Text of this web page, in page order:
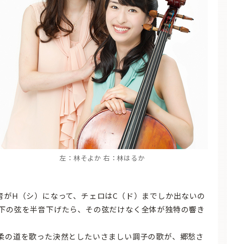
左：林そよか 右：林はるか
H（シ）になって、チェロはC（ド）までしか出ないの
弦を半音下げたら、その弦だけなく全体が独特の響き
道を歌った決然としたいさましい調子の歌が、郷愁さ